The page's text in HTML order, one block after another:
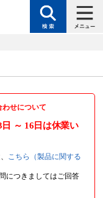
わせについて
～ 16日 は休業い
こちら（製品に関する
につきましてはご回答